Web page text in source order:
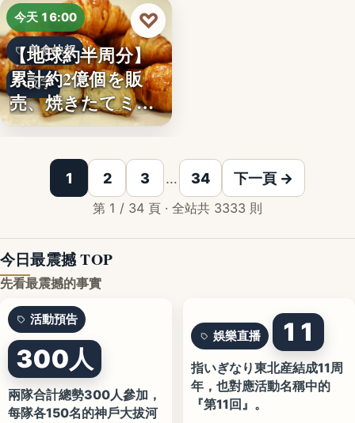
文字
今天 16:00
美食快報
文字
【地球約半周分】
累計約2億個を販
売、焼きたてミニ
クロワッ…
♡
1 2 3 … 34 下一頁 →
第 1 / 34 頁 · 全站共 3333 則
今日最震撼 TOP
先看最震撼的事實
活動預告
300人
兩隊合計總勢300人參加，
每隊各150名的神戶大拔河
娛樂直播 11
指いぎなり東北産結成11周
年，也對應活動名稱中的
『第11回』。